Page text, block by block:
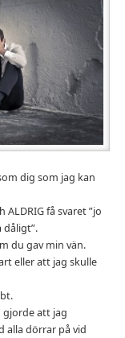
dig som jag kan
få svaret ”jo
dåligt”.
du gav min vän.
eller att jag skulle
gjorde att jag
alla dörrar på vid